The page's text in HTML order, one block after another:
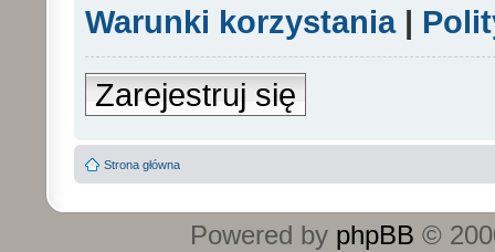
Warunki korzystania|
Zarejestruj się
Strona główna
Powered by phpBB ©